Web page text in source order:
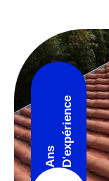
Ans D'expérience